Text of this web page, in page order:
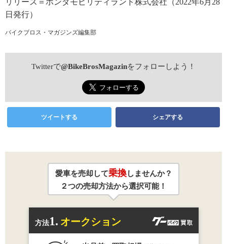
リリース＝ホンダモビリティランド株式会社（2022年6月28
日発行）
バイクブロス・マガジンズ編集部
Twitterで@BikeBrosMagazinをフォローしよう！
ツイートする シェアする
愛車を売却して乗換しませんか？
２つの売却方法から選択可能！
方法1. オークション